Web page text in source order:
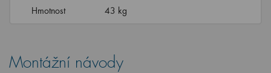
Hmotnost
43 kg
Montážní návody